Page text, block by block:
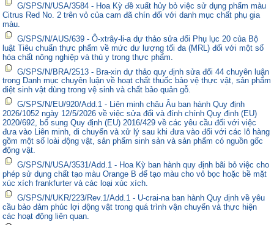
G/SPS/N/USA/3584 - Hoa Kỳ đề xuất hủy bỏ việc sử dụng phẩm màu
Citrus Red No. 2 trên vỏ của cam đã chín đối với danh mục chất phụ gia
màu.
G/SPS/N/AUS/639 - Ô-xtrây-li-a dự thảo sửa đổi Phụ lục 20 của Bộ
luật Tiêu chuẩn thực phẩm về mức dư lượng tối đa (MRL) đối với một số
hóa chất nông nghiệp và thú y trong thực phẩm.
G/SPS/N/BRA/2513 - Bra-xin dự thảo quy định sửa đổi 44 chuyên luận
trong Danh mục chuyên luận về hoạt chất thuốc bảo vệ thực vật, sản phẩm
diệt sinh vật dùng trong vệ sinh và chất bảo quản gỗ.
G/SPS/N/EU/920/Add.1 - Liên minh châu Âu ban hành Quy định
2026/1052 ngày 12/5/2026 về việc sửa đổi và đính chính Quy định (EU)
2020/692, bổ sung Quy định (EU) 2016/429 về các yêu cầu đối với việc
đưa vào Liên minh, di chuyển và xử lý sau khi đưa vào đối với các lô hàng
gồm một số loài động vật, sản phẩm sinh sản và sản phẩm có nguồn gốc
động vật.
G/SPS/N/USA/3531/Add.1 - Hoa Kỳ ban hành quy định bãi bỏ việc cho
phép sử dụng chất tạo màu Orange B để tạo màu cho vỏ bọc hoặc bề mặt
xúc xích frankfurter và các loại xúc xích.
G/SPS/N/UKR/223/Rev.1/Add.1 - U-crai-na ban hành Quy định về yêu
cầu bảo đảm phúc lợi động vật trong quá trình vận chuyển và thực hiện
các hoạt động liên quan.